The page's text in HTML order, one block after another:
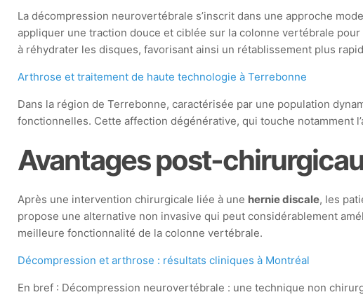
La décompression neurovertébrale s’inscrit dans une approche
appliquer une traction douce et ciblée sur la colonne vertébrale
à réhydrater les disques, favorisant ainsi un rétablissement plus
Arthrose et traitement de haute technologie à Terrebonne
Dans la région de Terrebonne, caractérisée par une population
fonctionnelles. Cette affection dégénérative, qui touche notamment
Avantages post-
Après une intervention chirurgicale liée à une hernie discale, les
propose une alternative non invasive qui peut considérablement
meilleure fonctionnalité de la colonne vertébrale.
Décompression et arthrose : résultats cliniques à Montréal
En bref : Décompression neurovertébrale : une technique non